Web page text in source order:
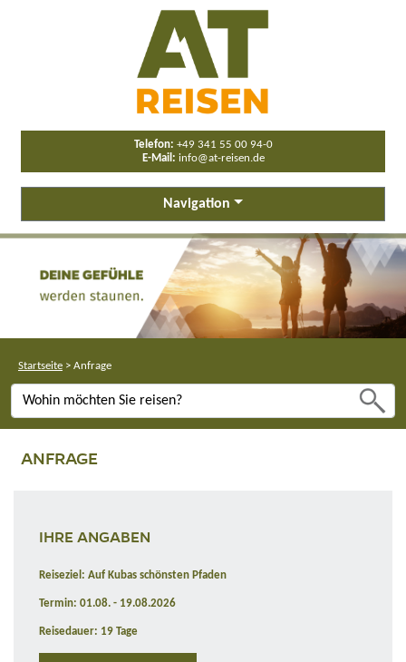
Telefon: +49 341 55 00 94-0
E-Mail: info@at-reisen.de
Navigation
Startseite > Anfrage
ANFRAGE
IHRE ANGABEN
Reiseziel: Auf Kubas schönsten Pfaden
Termin: 01.08. - 19.08.2026
Reisedauer: 19 Tage